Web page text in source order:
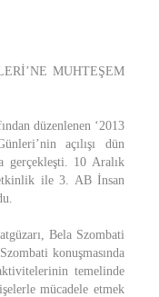
MUHTEŞEM
düzenlenen ‘2013
açılışı dün
gerçekleşti. 10 Aralık
ile 3. AB İnsan
Bela Szombati
konuşmasında
temelinde
mücadele etmek